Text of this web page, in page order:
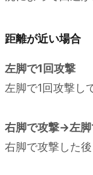
距離が近い場合
左脚で1回攻撃
左脚で1回攻撃し
右脚で攻撃→左脚
右脚で攻撃した